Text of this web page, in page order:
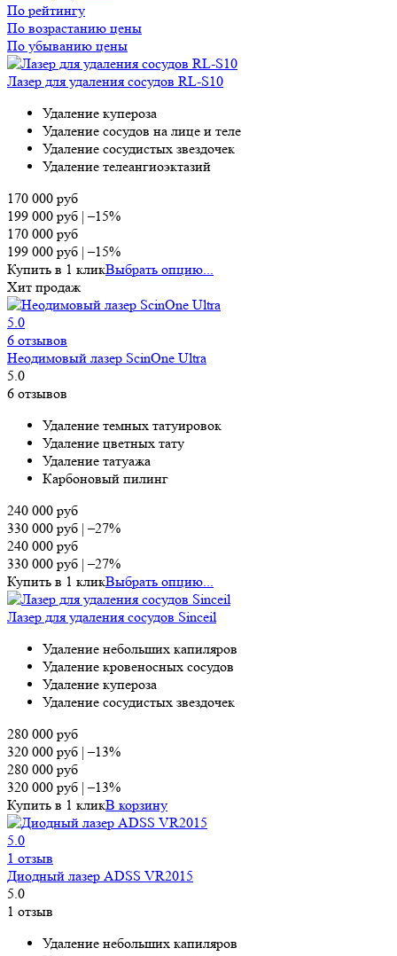
По рейтингу
По возрастанию цены
По убыванию цены
Лазер для удаления сосудов RL-S10
Удаление купероза
Удаление сосудов на лице и теле
Удаление сосудистых звездочек
Удаление телеангиоэктазий
170 000 руб
199 000 руб |–15%
170 000 руб
199 000 руб |–15%
Купить в 1 кликВыбрать опцию...
Хит продаж
5.0
6 отзывов
Неодимовый лазер ScinOne Ultra
5.0
6 отзывов
Удаление темных татуировок
Удаление цветных тату
Удаление татуажа
Карбоновый пилинг
240 000 руб
330 000 руб |–27%
240 000 руб
330 000 руб |–27%
Купить в 1 кликВыбрать опцию...
Лазер для удаления сосудов Sinceil
Удаление небольших капиляров
Удаление кровеносных сосудов
Удаление купероза
Удаление сосудистых звездочек
280 000 руб
320 000 руб |–13%
280 000 руб
320 000 руб |–13%
Купить в 1 кликВ корзину
5.0
1 отзыв
Диодный лазер ADSS VR2015
5.0
1 отзыв
Удаление небольших капиляров